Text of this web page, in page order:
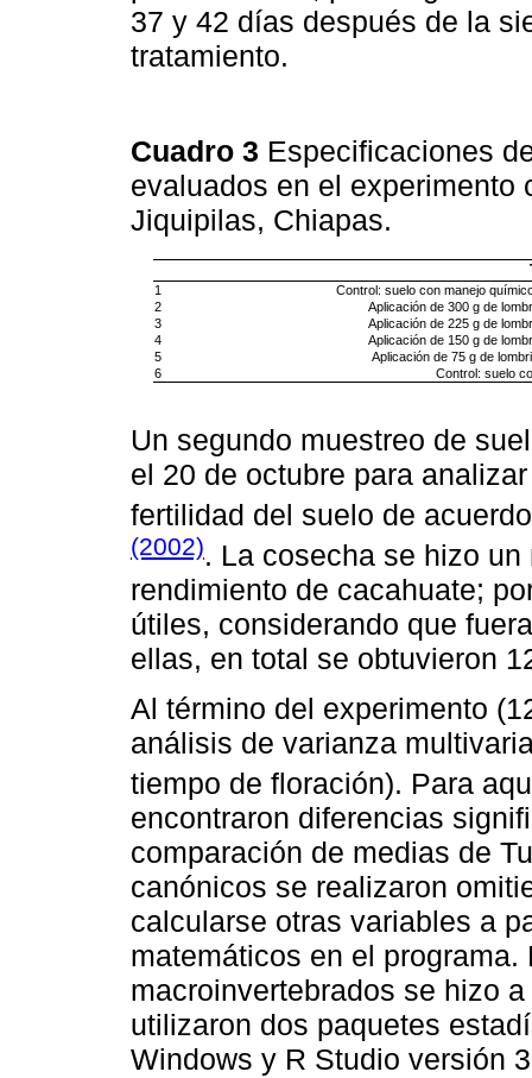
37 y 42 días después de la
tratamiento.
Cuadro 3 Especificaciones
evaluados en el experimento
Jiquipilas, Chiapas.
1
Control: suelo con manejo
2
Aplicación de 300 g de
3
Aplicación de 225 g de
4
Aplicación de 150 g de
5
Aplicación de 75 g de
6
Control: suelo
Un segundo muestreo de
el 20 de octubre para
fertilidad del suelo de
(2002). La cosecha se hizo
rendimiento de cacahuate;
útiles, considerando que
ellas, en total se obtuvieron
Al término del experimento
análisis de varianza
tiempo de floración). Para
encontraron diferencias
comparación de medias de
canónicos se realizaron
calcularse otras variables a
matemáticos en el
macroinvertebrados se hizo
utilizaron dos paquetes
Windows y R Studio versión